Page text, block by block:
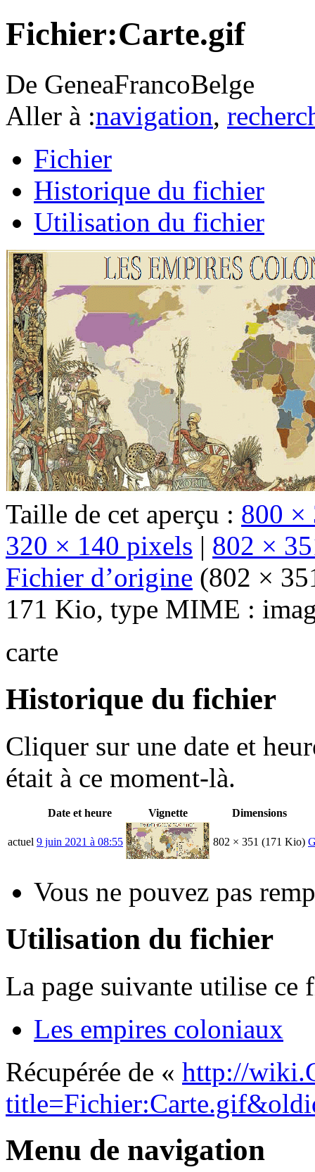
Fichier:Carte.gif
De GeneaFrancoBelge
Aller à :navigation,
Fichier
Historique du fichier
Utilisation du fichier
Taille de cet aperçu : 800 ×
320 × 140 pixels | 802 ×
Fichier d’origine (802 ×
171 Kio, type MIME :
carte
Historique du fichier
Cliquer sur une date et
était à ce moment-là.
Date et heure Vignette Dimensions
actuel 9 juin 2021 à 08:55 802 × 351 (171 Kio)
Vous ne pouvez pas
Utilisation du fichier
La page suivante utilise ce
Les empires coloniaux
Récupérée de « http://
Menu de navigation